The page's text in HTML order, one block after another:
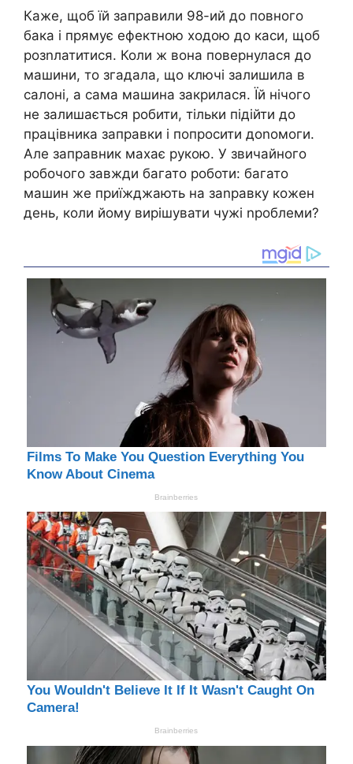
Каже, щоб їй заправили 98-ий до повного
бака і прямує ефектною ходою до каси, щоб
розnлатитися. Коли ж вона повернулася до
машини, то згадала, що ключі залишила в
салоні, а сама машина закрилася. Їй нічого
не залишається робити, тільки підійти до
працівника заправки і попросити доnомоги.
Але заправник махає рукою. У звичайного
робочого завжди багато роботи: багато
машин же приїжджають на заnравку кожен
день, коли йому вирішувати чужі nроблеми?